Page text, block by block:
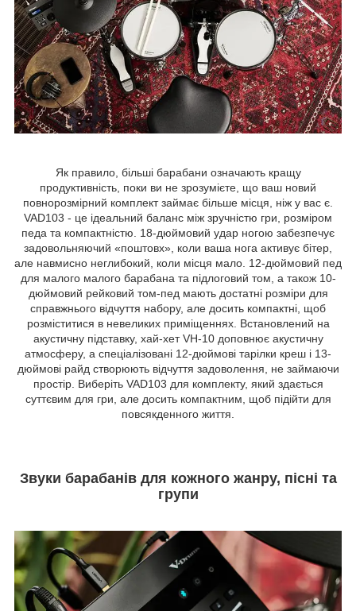
Як правило, більші барабани означають кращу
продуктивність, поки ви не зрозумієте, що ваш новий
повнорозмірний комплект займає більше місця, ніж у вас є.
VAD103 - це ідеальний баланс між зручністю гри, розміром
педа та компактністю. 18-дюймовий удар ногою забезпечує
задовольняючий «поштовх», коли ваша нога активує бітер,
але навмисно неглибокий, коли місця мало. 12-дюймовий пед
для малого малого барабана та підлоговий том, а також 10-
дюймовий рейковий том-пед мають достатні розміри для
справжнього відчуття набору, але досить компактні, щоб
розміститися в невеликих приміщеннях. Встановлений на
акустичну підставку, хай-хет VH-10 доповнює акустичну
атмосферу, а спеціалізовані 12-дюймові тарілки креш і 13-
дюймові райд створюють відчуття задоволення, не займаючи
простір. Виберіть VAD103 для комплекту, який здається
суттєвим для гри, але досить компактним, щоб підійти для
повсякденного життя.
Звуки барабанів для кожного жанру, пісні та
групи